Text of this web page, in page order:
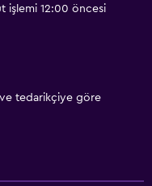
işlemi 12:00 öncesi
tedarikçiye göre